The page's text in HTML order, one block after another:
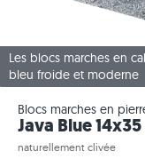
Les blocs marches en
bleu froide et moderne
Blocs marches en
Java Blue
naturellement clivée